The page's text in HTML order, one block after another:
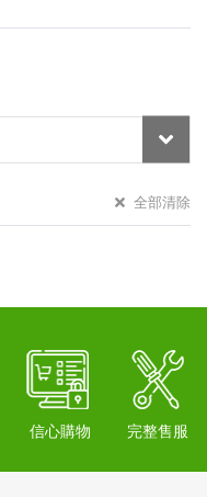
全部清除
信心購物 完整售服